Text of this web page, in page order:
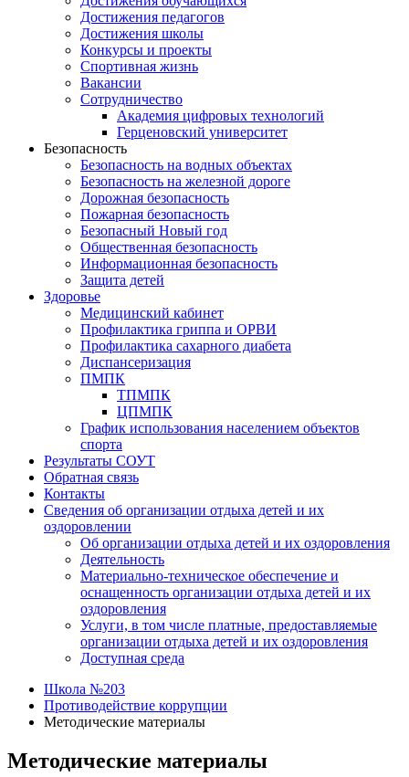
Достижения педагогов
Достижения школы
Конкурсы и проекты
Спортивная жизнь
Вакансии
Сотрудничество
Академия цифровых технологий
Герценовский университет
Безопасность
Безопасность на водных объектах
Безопасность на железной дороге
Дорожная безопасность
Пожарная безопасность
Безопасный Новый год
Общественная безопасность
Информационная безопасность
Защита детей
Здоровье
Медицинский кабинет
Профилактика гриппа и ОРВИ
Профилактика сахарного диабета
Диспансеризация
ПМПК
ТПМПК
ЦПМПК
График использования населением объектов
спорта
Результаты СОУТ
Обратная связь
Контакты
Сведения об организации отдыха детей и их
оздоровлении
Об организации отдыха детей и их оздоровления
Деятельность
Материально-техническое обеспечение и
оснащенность организации отдыха детей и их
оздоровления
Услуги, в том числе платные, предоставляемые
организации отдыха детей и их оздоровления
Доступная среда
Школа №203
Противодействие коррупции
Методические материалы
Методические материалы